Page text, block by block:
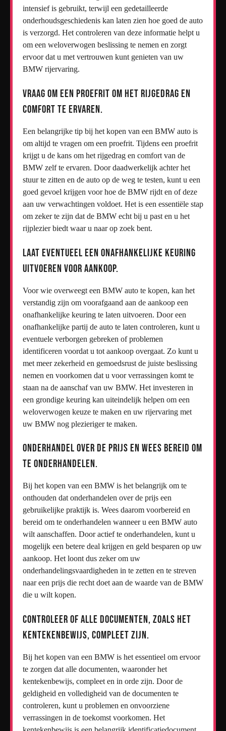
intensief is gebruikt, terwijl een gedetailleerde
onderhoudsgeschiedenis kan laten zien hoe goed de auto
is verzorgd. Het controleren van deze informatie helpt u
om een weloverwogen beslissing te nemen en zorgt
ervoor dat u met vertrouwen kunt genieten van uw
BMW rijervaring.
Vraag om een proefrit om het rijgedrag en
comfort te ervaren.
Een belangrijke tip bij het kopen van een BMW auto is
om altijd te vragen om een proefrit. Tijdens een proefrit
krijgt u de kans om het rijgedrag en comfort van de
BMW zelf te ervaren. Door daadwerkelijk achter het
stuur te zitten en de auto op de weg te testen, kunt u een
goed gevoel krijgen voor hoe de BMW rijdt en of deze
aan uw verwachtingen voldoet. Het is een essentiële stap
om zeker te zijn dat de BMW echt bij u past en u het
rijplezier biedt waar u naar op zoek bent.
Laat eventueel een onafhankelijke keuring
uitvoeren voor aankoop.
Voor wie overweegt een BMW auto te kopen, kan het
verstandig zijn om voorafgaand aan de aankoop een
onafhankelijke keuring te laten uitvoeren. Door een
onafhankelijke partij de auto te laten controleren, kunt u
eventuele verborgen gebreken of problemen
identificeren voordat u tot aankoop overgaat. Zo kunt u
met meer zekerheid en gemoedsrust de juiste beslissing
nemen en voorkomen dat u voor verrassingen komt te
staan na de aanschaf van uw BMW. Het investeren in
een grondige keuring kan uiteindelijk helpen om een
weloverwogen keuze te maken en uw rijervaring met
uw BMW nog plezieriger te maken.
Onderhandel over de prijs en wees bereid om
te onderhandelen.
Bij het kopen van een BMW is het belangrijk om te
onthouden dat onderhandelen over de prijs een
gebruikelijke praktijk is. Wees daarom voorbereid en
bereid om te onderhandelen wanneer u een BMW auto
wilt aanschaffen. Door actief te onderhandelen, kunt u
mogelijk een betere deal krijgen en geld besparen op uw
aankoop. Het loont dus zeker om uw
onderhandelingsvaardigheden in te zetten en te streven
naar een prijs die recht doet aan de waarde van de BMW
die u wilt kopen.
Controleer of alle documenten, zoals het
kentekenbewijs, compleet zijn.
Bij het kopen van een BMW is het essentieel om ervoor
te zorgen dat alle documenten, waaronder het
kentekenbewijs, compleet en in orde zijn. Door de
geldigheid en volledigheid van de documenten te
controleren, kunt u problemen en onvoorziene
verrassingen in de toekomst voorkomen. Het